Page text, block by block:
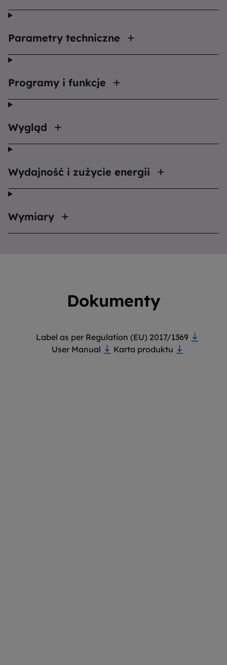
Parametry techniczne
Programy i funkcje
Wygląd
Wydajność i zużycie energii
Wymiary
Dokumenty
Label as per Regulation (EU) 2017/1369
User Manual
Karta produktu